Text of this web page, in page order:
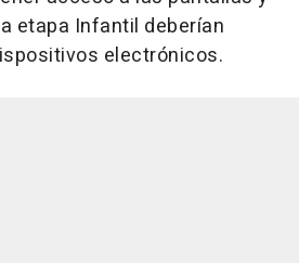
etapa Infantil deberían
electrónicos.